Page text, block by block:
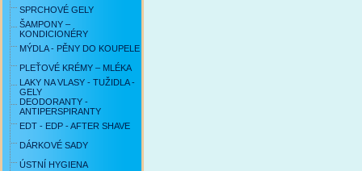
SPRCHOVÉ GELY
ŠAMPONY –
KONDICIONÉRY
MÝDLA - PĚNY DO KOUPELE
PLEŤOVÉ KRÉMY – MLÉKA
LAKY NA VLASY - TUŽIDLA -
GELY
DEODORANTY -
ANTIPERSPIRANTY
EDT - EDP - AFTER SHAVE
DÁRKOVÉ SADY
ÚSTNÍ HYGIENA